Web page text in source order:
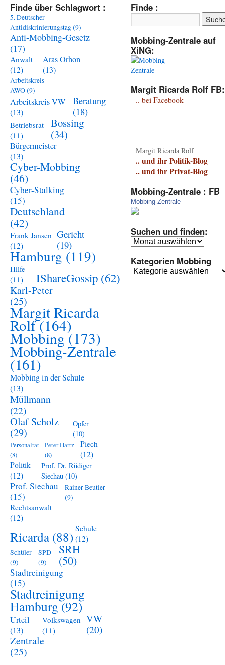
Finde über Schlagwort :
5. Deutscher
Antidiskrinierungstag(9)
Anti-Mobbing-Gesetz
(17)
Anwalt
(12)
Aras Orhon
(13)
Arbeitskreis
AWO(9)
Arbeitskreis VW
(13)
Beratung
(18)
Betriebsrat
(11)
Bossing
(34)
Bürgermeister
(13)
Cyber-Mobbing
(46)
Cyber-Stalking
(15)
Deutschland
(42)
Frank Jansen
(12)
Gericht
(19)
Hamburg (119)
Hilfe
(11)
IShareGossip (62)
Karl-Peter
(25)
Margit Ricarda
Rolf(164)
Mobbing(173)
Mobbing-Zentrale
(161)
Mobbing in der Schule
(13)
Müllmann
(22)
Olaf Scholz
(29)
Opfer
(10)
Personalrat
(8)
Peter Hartz
(8)
Piech
(12)
Politik
(12)
Prof. Dr. Rüdiger
Siechau (10)
Prof. Siechau
(15)
Rainer Beutler
(9)
Rechtsanwalt
(12)
Ricarda (88) Schule
(12)
Schüler
(9)
SPD
(9)
SRH
(50)
Stadtreinigung
(15)
Stadtreinigung
Hamburg(92)
Urteil
(13)
Volkswagen
(11)
VW
(20)
Zentrale
(25)
Finde :
Mobbing-Zentrale auf
XiNG:
Margit Ricarda Rolf FB:
.. bei Facebook
Margit Ricarda Rolf
.. und ihr Politik-Blog
.. und ihr Privat-Blog
Mobbing-Zentrale : FB
Mobbing-Zentrale
Suchen und finden:
Suchen
finden:
Kategorien Mobbing
Kategorien